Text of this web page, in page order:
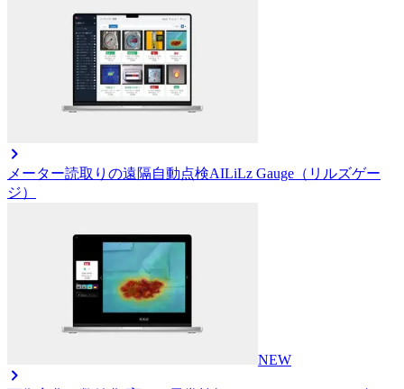
メーター読取りの遠隔自動点検AILiLz Gauge（リルズゲー
ジ）
NEW